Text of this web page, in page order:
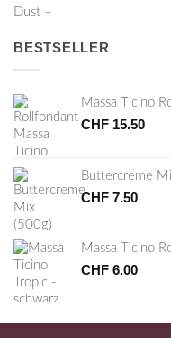
BESTSELLER
Massa Ticino
CHF 15.50
Buttercreme
CHF 7.50
Massa Ticino
CHF 6.00